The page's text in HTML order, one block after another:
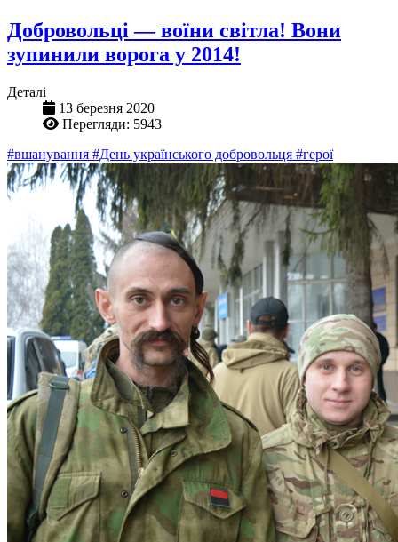
Добровольці — воїни світла! Вони
зупинили ворога у 2014!
Деталі
13 березня 2020
Перегляди: 5943
#вшанування #День українського добровольця #герої